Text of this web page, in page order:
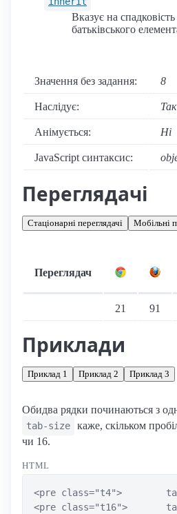
Вказує на
батьківського
Значення без задання: 8
Наслідує: Так
Анімується: Ні
JavaScript синтаксис:
Переглядачі
Стаціонарні переглядачі Мобільні
Переглядач
21 91
Приклади
Приклад 1 Приклад 2 Приклад 3
Обидва рядки починаються з
tab-size
каже, скільком
чи 16.
HTML
<pre class="t4">	tab-size: 4</pre>